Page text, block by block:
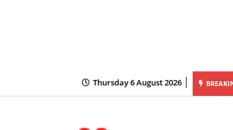
Thursday 6 August 2026
शीघ्रलेखन एवं कम्प्यूटर मुद्रलेखन कौशल परीक्षा